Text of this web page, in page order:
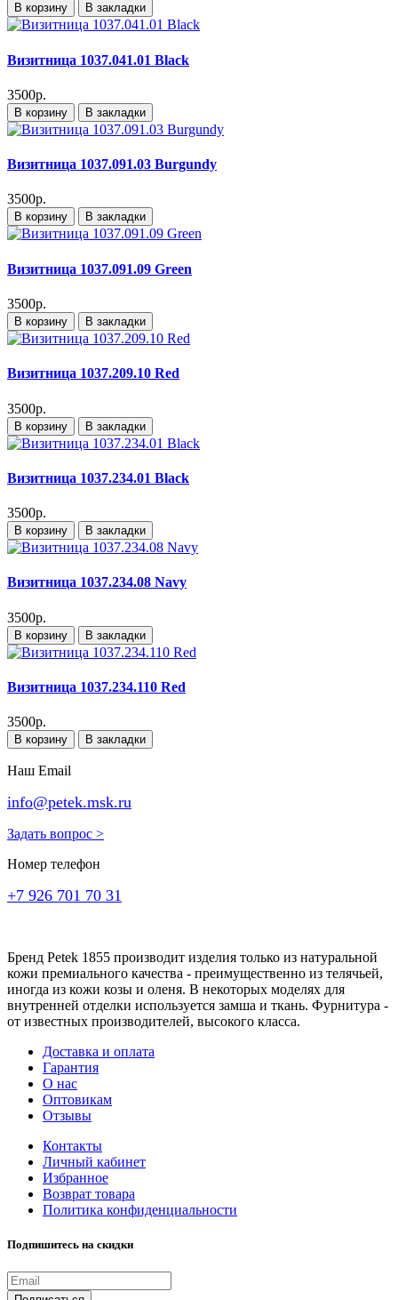
В корзину В закладки
Визитница 1037.041.01 Black
3500р.
В корзину В закладки
Визитница 1037.091.03 Burgundy
3500р.
В корзину В закладки
Визитница 1037.091.09 Green
3500р.
В корзину В закладки
Визитница 1037.209.10 Red
3500р.
В корзину В закладки
Визитница 1037.234.01 Black
3500р.
В корзину В закладки
Визитница 1037.234.08 Navy
3500р.
В корзину В закладки
Визитница 1037.234.110 Red
3500р.
В корзину В закладки
Наш Email
info@petek.msk.ru
Задать вопрос >
Номер телефон
+7 926 701 70 31
Бренд Petek 1855 производит изделия только из натуральной
кожи премиального качества - преимущественно из телячьей,
иногда из кожи козы и оленя. В некоторых моделях для
внутренней отделки используется замша и ткань. Фурнитура -
от известных производителей, высокого класса.
Доставка и оплата
Гарантия
О нас
Оптовикам
Отзывы
Контакты
Личный кабинет
Избранное
Возврат товара
Политика конфиденциальности
Подпишитесь на скидки